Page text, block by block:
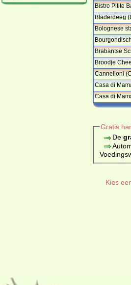
Bistro Pitite
…
Bladerdeeg
Bolognese
…
Brabantse
Broodje
Cannelloni
Casa di
…
Casa di
…
Gratis
De
Kies